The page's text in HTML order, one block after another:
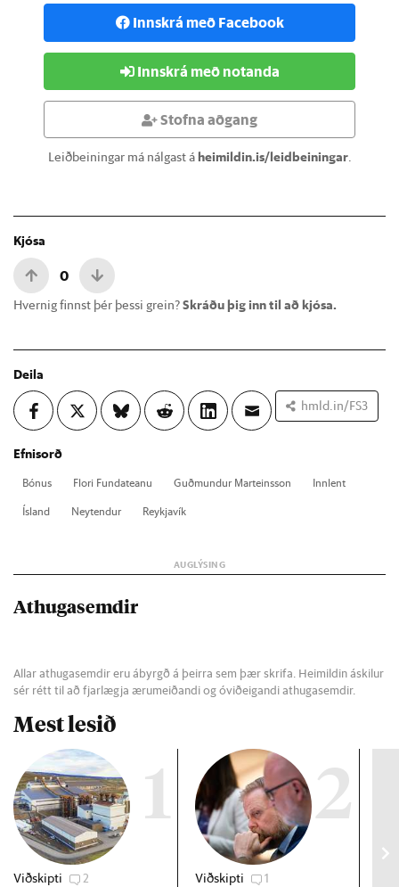
Innskrá með Facebook
Innskrá með notanda
Stofna aðgang
Leiðbeiningar má nálgast áheimildin.is/leidbeiningar.
Kjósa
0
Hvernig finnst þér þessi grein?Skráðu þig inn til að kjósa.
Deila
hmld.in/FS3
Efnisorð
Bón­us Flori Funda­te­anu Guð­mund­ur Marteins­son
Inn­lent
Ís­land
Neyt­end­ur Reykja­vík
Athugasemdir
Allar athugasemdir eru ábyrgð á þeirra sem þær skrifa. Heimildin áskilur
sér rétt til að fjarlægja ærumeiðandi og óviðeigandi athugasemdir.
Mest lesið
1
Viðskipti 2
2
Viðskipti 1